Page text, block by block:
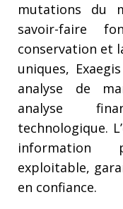
mutations du
savoir-faire
conservation et
uniques,
analyse de
analyse
technologique.
information
exploitable,
en confiance.